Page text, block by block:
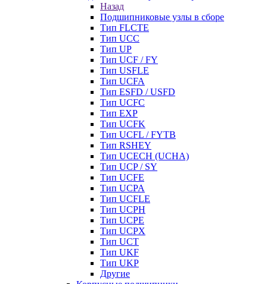
Назад
Подшипниковые узлы в сборе
Тип FLCTE
Тип UCC
Тип UP
Тип UCF / FY
Тип USFLE
Тип UCFA
Тип ESFD / USFD
Тип UCFC
Тип EXP
Тип UCFK
Тип UCFL / FYTB
Тип RSHEY
Тип UCECH (UCHA)
Тип UCP / SY
Тип UCFE
Тип UCPA
Тип UCFLE
Тип UCPH
Тип UCPE
Тип UCPX
Тип UCT
Тип UKF
Тип UKP
Другие